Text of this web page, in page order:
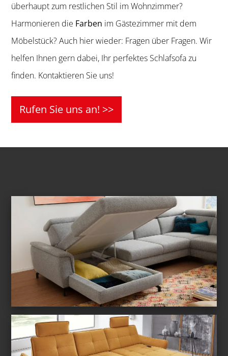
überhaupt zum restlichen Stil im Wohnzimmer?
Harmonieren die Farben im Gästezimmer mit dem
Möbelstück? Auch hier wieder: Fragen über Fragen. Wir
helfen Ihnen gern dabei, Ihr perfektes Schlafsofa zu
finden. Kontaktieren Sie uns!
Rufen Sie uns an! >>